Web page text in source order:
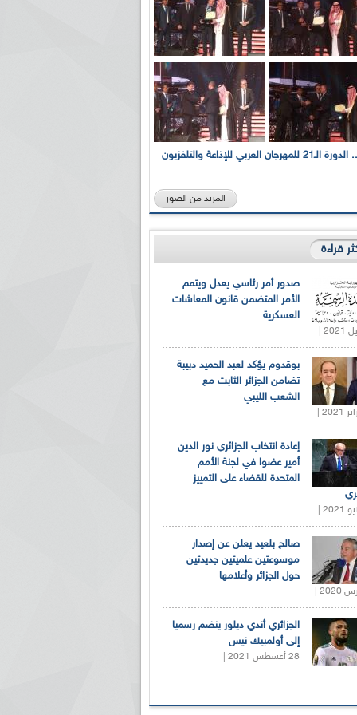
بالصور... الدورة الـ21 للمهرجان العربي للإذاعة والتلفزيون
المزيد من الصور
قراءة
صدور أمر رئاسي يعدل ويتمم
الأمر المتضمن قانون المعاشات
العسكرية
بوقدوم يؤكد لعبد الحميد دبيبة
تضامن الجزائر الثابت مع
الشعب الليبي
إعادة انتخاب الجزائري نور الدين
أمير عضوا في لجنة الأمم
المتحدة للقضاء على التمييز
صالح بلعيد يعلن عن إصدار
موسوعتين علميتين جديدتين
حول الجزائر وأعلامها
الجزائري أندي ديلور ينضم رسميا
إلى أولمبيك نيس
28 أغسطس 2021 |